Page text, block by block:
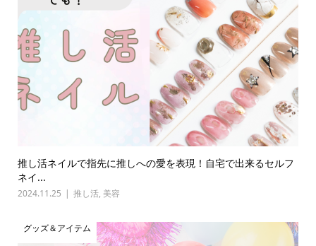
推し活ネイルで指先に推しへの愛を表現！自宅で出来るセルフ
ネイ...
2024.11.25 推し活, 美容
グッズ＆アイテム